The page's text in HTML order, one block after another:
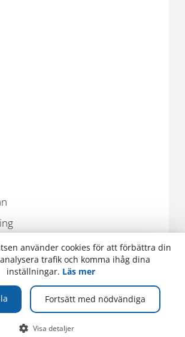
använder cookies för att förbättra din
trafik och komma ihåg dina
inställningar. Läs mer
Fortsätt med nödvändiga
Visa detaljer